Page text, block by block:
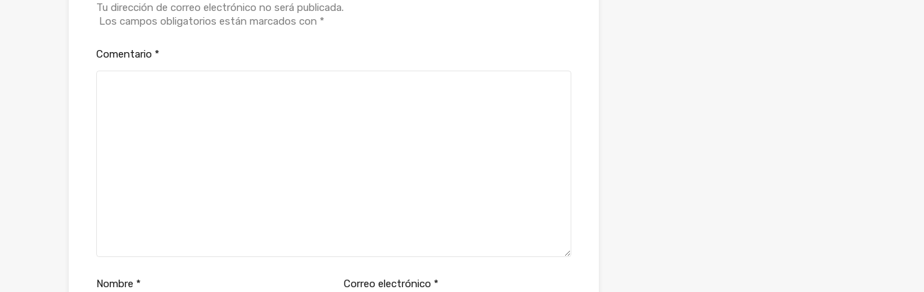
Tu dirección de correo electrónico no será publicada.
Los campos obligatorios están marcados con *
Comentario *
Nombre * Correo electrónico *